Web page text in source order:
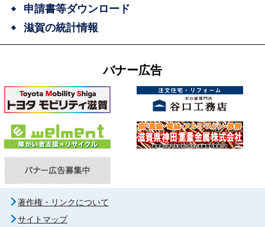
申請書等ダウンロード
滋賀の統計情報
バナー広告
著作権・リンクについて
サイトマップ